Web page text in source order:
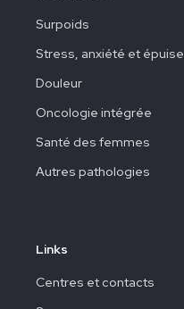
Surpoids
Stress, anxiété et
Douleur
Oncologie intégrée
Santé des femmes
Autres pathologies
Links
Centres et contacts